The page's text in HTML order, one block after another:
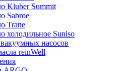
Kluber Summit
Sabroe
Trane
холодильное Suniso
насосов
reinWell